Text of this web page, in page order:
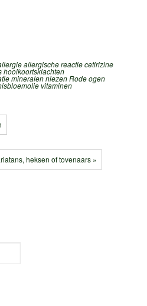
allergische reactiecetirizine
hooikoortsklachten
mineralenniezenRode ogen
vitaminen
heksen of tovenaars »